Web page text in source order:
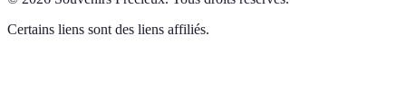
Certains liens sont des liens affiliés.